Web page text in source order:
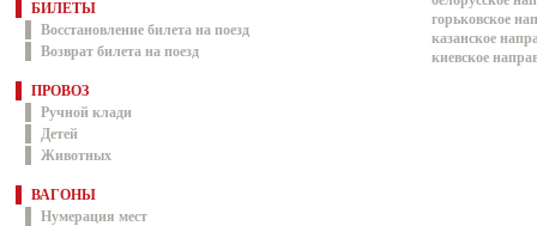
БИЛЕТЫ
Восстановление билета на поезд
Возврат билета на поезд
ПРОВОЗ
Ручной клади
Детей
Животных
ВАГОНЫ
Нумерация мест
горьковское
казанское
киевское